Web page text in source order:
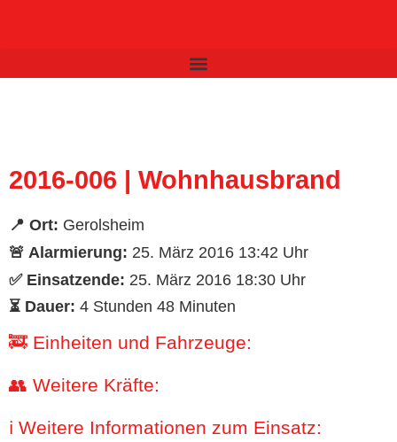
2016-006 | Wohnhausbrand
📍 Ort: Gerolsheim
🚨 Alarmierung: 25. März 2016 13:42 Uhr
✅ Einsatzende: 25. März 2016 18:30 Uhr
⏳ Dauer: 4 Stunden 48 Minuten
🚒 Einheiten und Fahrzeuge:
👥 Weitere Kräfte:
ℹ️ Weitere Informationen zum Einsatz: